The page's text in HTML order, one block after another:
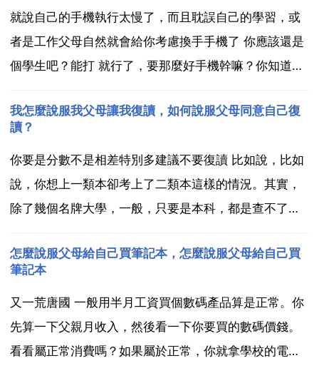
就說自己的手機執行太慢了，而且耽誤自己的學習，或
者是工作父母自然就會給你考慮換手手機了 你應該還是
個學生吧？能打 就行了，要那麼好手機幹嘛？你知道父
長大了，參加了工作，自己賺錢，想買什麼好手機都可
以。祝你幸福，望採納 堅決抵制神經病 有果6就知足
吧，現...
我怎麼說服我父母讓我復讀，如何說服父母同意自己復
讀？
你要是分數不是相差特別多建議不要復讀 比如說，比如
說，你想上一類本卻考上了二類本這樣的情況。其實，
除了幾個名牌大學，一般，只要是本科，都是查不了多
生，不管你是哪個學校的。要是你現在的成績之能上專
科，自己也有信心能上本科，就復讀把。現在上了專科
再想要徐本是...
怎麼說服父母給自己買筆記本，怎麼說服父母給自己買
筆記本
又一荒唐國 一般用半月工資買個數碼產品算是正常。你
先算一下父親月收入，然後看一下你要買的數碼價錢。
看看屬正常消費嗎？如果屬於正常，你就拿學校的電腦